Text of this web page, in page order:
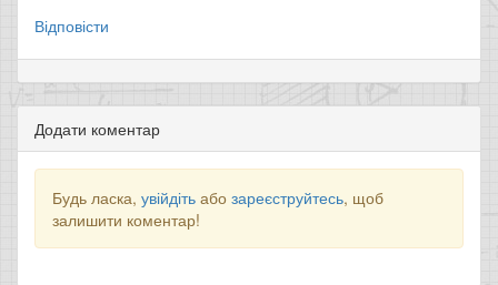
Відповісти
Додати коментар
Будь ласка, увійдіть або зареєструйтесь, щоб
залишити коментар!